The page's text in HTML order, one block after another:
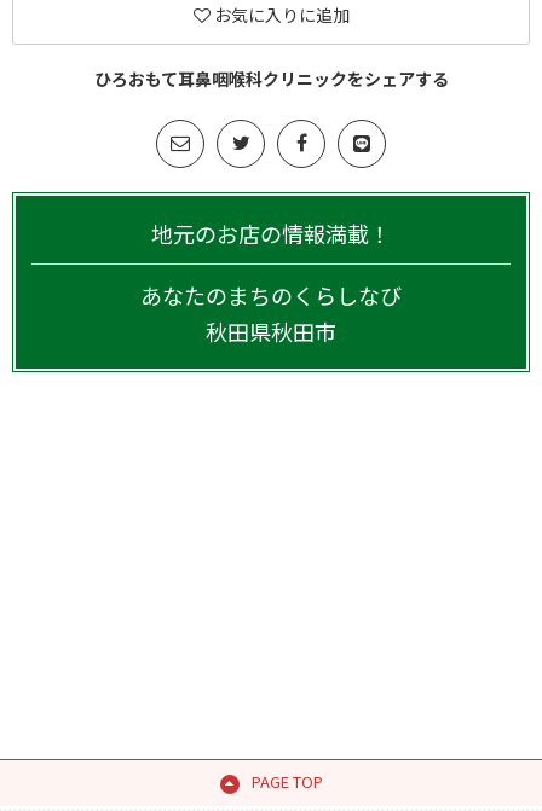
お気に入りに追加
ひろおもて耳鼻咽喉科クリニックをシェアする
地元のお店の情報満載！
あなたのまちのくらしなび
秋田県秋田市
PAGE TOP